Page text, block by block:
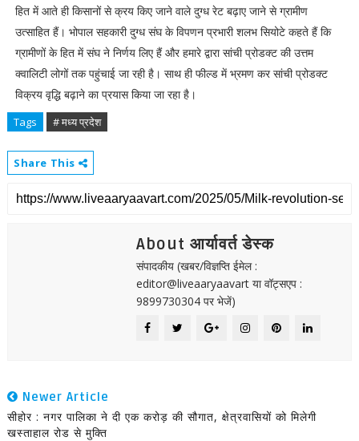
हित में आते ही किसानों से क्रय किए जाने वाले दुग्ध रेट बढ़ाए जाने से ग्रामीण
उत्साहित हैं। भोपाल सहकारी दुग्ध संघ के विपणन प्रभारी शलभ सियोटे कहते हैं कि
ग्रामीणों के हित में संघ ने निर्णय लिए हैं और हमारे द्वारा सांची प्रोडक्ट की उत्तम
क्वालिटी लोगों तक पहुंचाई जा रही है। साथ ही फील्ड में भ्रमण कर सांची प्रोडक्ट
विक्रय वृद्धि बढ़ाने का प्रयास किया जा रहा है।
Tags # मध्य प्रदेश
Share This
About आर्यावर्त डेस्क
संपादकीय (खबर/विज्ञप्ति ईमेल :
editor@liveaaryaavart या वॉट्सएप :
9899730304 पर भेजें)
Newer Article
सीहोर : नगर पालिका ने दी एक करोड़ की सौगात, क्षेत्रवासियों को मिलेगी
खस्ताहाल रोड से मुक्ति